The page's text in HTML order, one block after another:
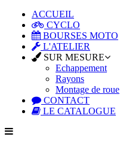
ACCUEIL
CYCLO
BOURSES MOTO
L'ATELIER
SUR MESURE
Echappement
Rayons
Montage de roue
CONTACT
LE CATALOGUE